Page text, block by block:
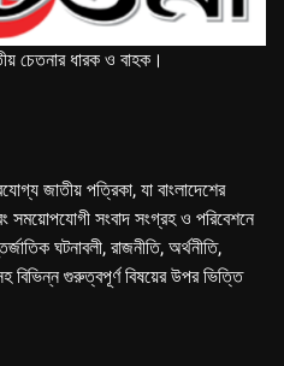
চেতনার ধারক ও বাহক।
জাতীয় পত্রিকা, যা বাংলাদেশের
সময়োপযোগী সংবাদ সংগ্রহ ও পরিবেশনে
ঘটনাবলী, রাজনীতি, অর্থনীতি,
বিভিন্ন গুরুত্বপূর্ণ বিষয়ের উপর ভিত্তি